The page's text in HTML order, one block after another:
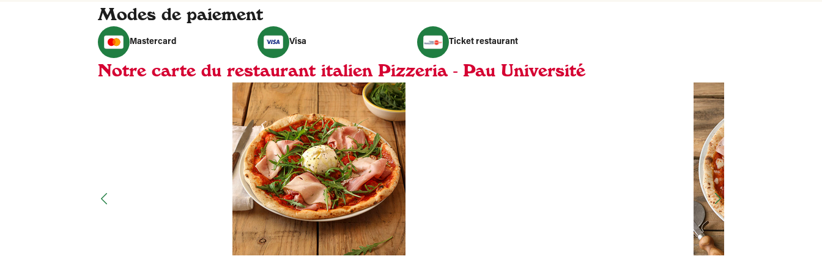
Modes de paiement
Mastercard Visa Ticket restaurant
Notre carte du restaurant italien Pizzeria - Pau Université